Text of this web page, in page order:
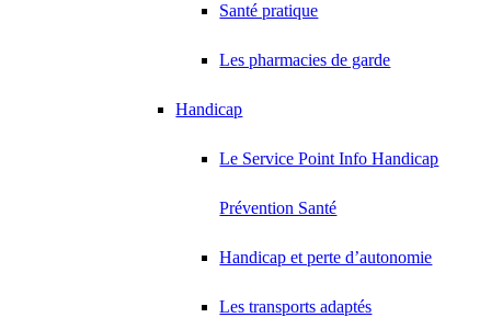
Santé pratique
Les pharmacies de garde
Handicap
Le Service Point Info Handicap
Prévention Santé
Handicap et perte d’autonomie
Les transports adaptés